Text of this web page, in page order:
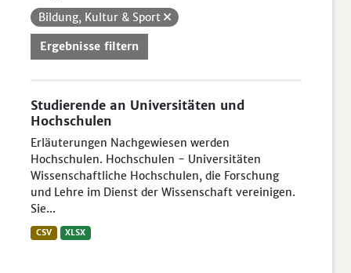
Bildung, Kultur & Sport
Ergebnisse filtern
Studierende an Universitäten und
Hochschulen
Erläuterungen Nachgewiesen werden
Hochschulen. Hochschulen - Universitäten
Wissenschaftliche Hochschulen, die Forschung
und Lehre im Dienst der Wissenschaft vereinigen.
Sie...
CSV XLSX